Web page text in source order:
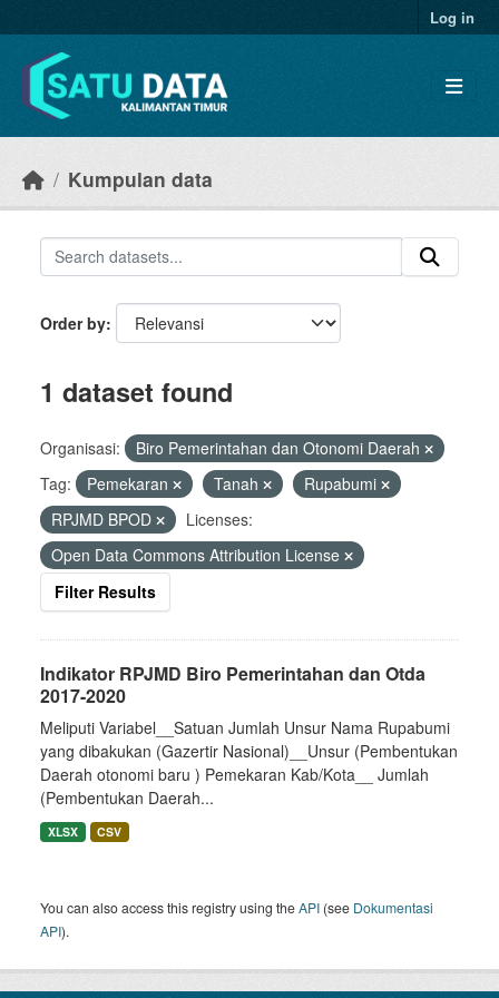
Log in
Kumpulan data
Order by
1 dataset found
Organisasi:
Biro Pemerintahan dan Otonomi Daerah
Tag:
Pemekaran Tanah
Rupabumi
RPJMD BPOD
Licenses:
Open Data Commons Attribution License
Filter Results
Indikator RPJMD Biro Pemerintahan dan Otda
2017-2020
Meliputi Variabel__Satuan Jumlah Unsur Nama Rupabumi
yang dibakukan (Gazertir Nasional)__Unsur (Pembentukan
Daerah otonomi baru ) Pemekaran Kab/Kota__ Jumlah
(Pembentukan Daerah...
XLSX CSV
You can also access this registry using theAPI (see Dokumentasi
API).